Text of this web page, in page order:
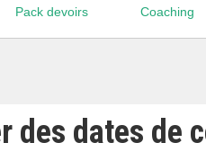
Pack devoirs Coaching
des dates de